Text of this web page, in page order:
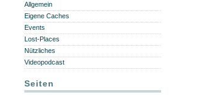
Allgemein
Eigene Caches
Events
Lost-Places
Nützliches
Videopodcast
Seiten